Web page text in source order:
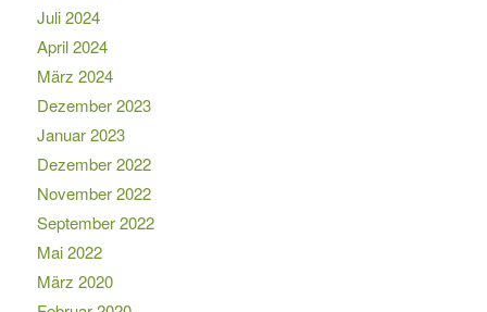
Juli 2024
April 2024
März 2024
Dezember 2023
Januar 2023
Dezember 2022
November 2022
September 2022
Mai 2022
März 2020